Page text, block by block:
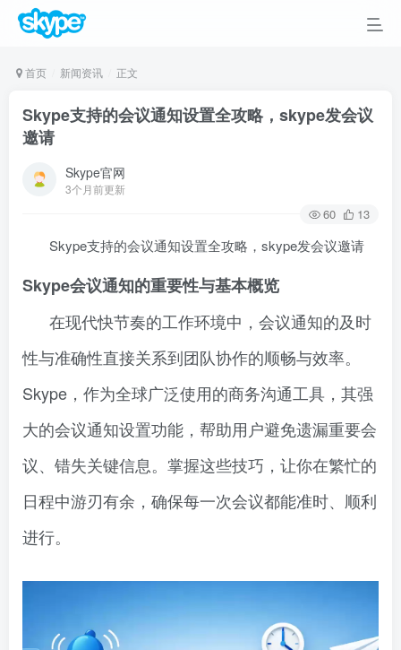
首页 新闻资讯 正文
Skype支持的会议通知设置全攻略，skype发会议
邀请
Skype官网
3个月前更新
60 13
Skype支持的会议通知设置全攻略，skype发会议邀请
Skype会议通知的重要性与基本概览
在现代快节奏的工作环境中，会议通知的及时
性与准确性直接关系到团队协作的顺畅与效率。
Skype，作为全球广泛使用的商务沟通工具，其强
大的会议通知设置功能，帮助用户避免遗漏重要会
议、错失关键信息。掌握这些技巧，让你在繁忙的
日程中游刃有余，确保每一次会议都能准时、顺利
进行。